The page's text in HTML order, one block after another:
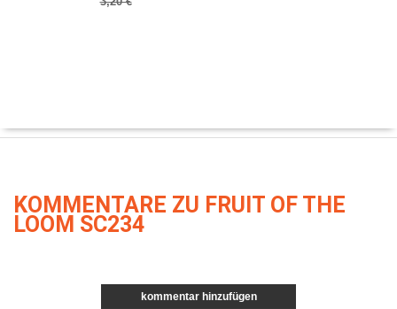
KOMMENTARE ZU FRUIT OF THE
LOOM SC234
kommentar hinzufügen